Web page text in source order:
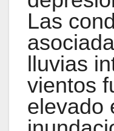
Las
lluvias
vientos
elevado